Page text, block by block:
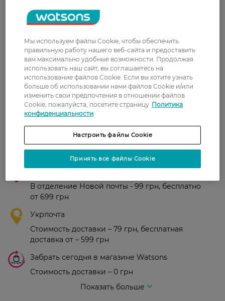
5
З 1 відгуків
1 відгуків
Любов
30 сентября, 2024
Добре змиває, м'яка, мені
подобається.
Доставка
В отделение Новой почты - 99 грн, бесплатно
от 699 грн
Укрпочта
Стоимость доставки – 79 грн, бесплатная
доставка от – 599 грн
Забрать сегодня в магазине Watsons
Стоимость доставки – 0 грн
Показать больше
Мы используем файлы Cookie, чтобы обеспечить
правильную работу нашего веб-сайта и предоставить
вам максимально удобные возможности. Продолжая
использовать наш сайт, вы соглашаетесь на
использование файлов Cookie. Если вы хотите узнать
больше об использовании нами файлов Cookie и/или
изменить свои предпочтения в отношении файлов
Cookie, пожалуйста, посетите страницу Политика
конфиденциальности
Настроить файлы Cookie
Принять все файлы Cookie